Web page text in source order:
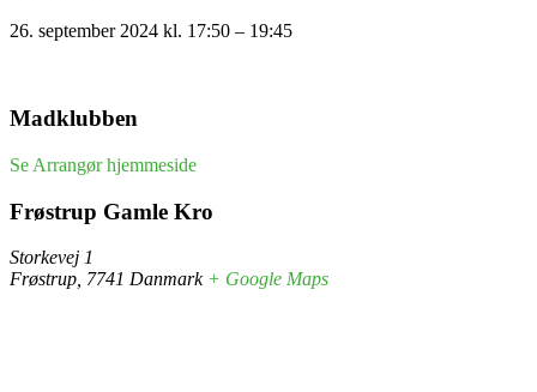
26. september 2024 kl. 17:50 – 19:45
Madklubben
Se Arrangør hjemmeside
Frøstrup Gamle Kro
Storkevej 1
Frøstrup 7741 Danmark + Google Maps